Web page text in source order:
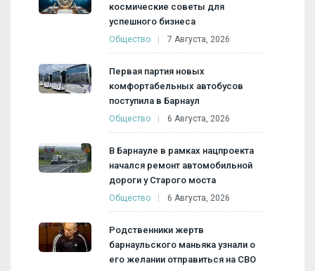
космические советы для
успешного бизнеса
Общество 7 Августа, 2026
Первая партия новых
комфортабельных автобусов
поступила в Барнаул
Общество 6 Августа, 2026
В Барнауле в рамках нацпроекта
начался ремонт автомобильной
дороги у Старого моста
Общество 6 Августа, 2026
Родственники жертв
барнаульского маньяка узнали о
его желании отправиться на СВО